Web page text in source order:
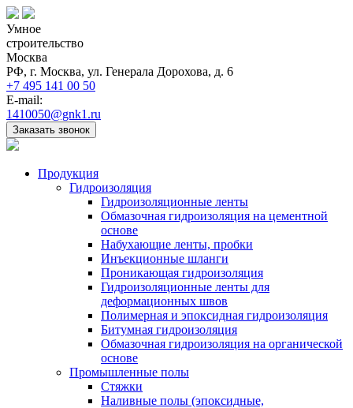
Умное
строительство
Москва
РФ, г. Москва, ул. Генерала Дорохова, д. 6
+7 495 141 00 50
E-mail:
1410050@gnk1.ru
Заказать звонок
Продукция
Гидроизоляция
Гидроизоляционные ленты
Обмазочная гидроизоляция на цементной
основе
Набухающие ленты, пробки
Инъекционные шланги
Проникающая гидроизоляция
Гидроизоляционные ленты для
деформационных швов
Полимерная и эпоксидная гидроизоляция
Битумная гидроизоляция
Обмазочная гидроизоляция на органической
основе
Промышленные полы
Стяжки
Наливные полы (эпоксидные,